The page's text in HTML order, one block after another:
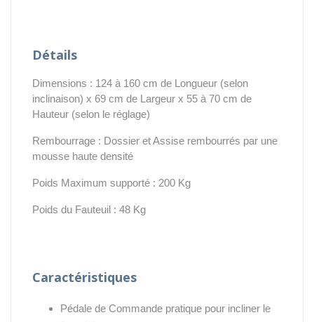
Détails
Dimensions : 124 à 160 cm de Longueur (selon
inclinaison) x 69 cm de Largeur x 55 à 70 cm de
Hauteur (selon le réglage)
Rembourrage : Dossier et Assise rembourrés par une
mousse haute densité
Poids Maximum supporté : 200 Kg
Poids du Fauteuil : 48 Kg
Caractéristiques
Pédale de Commande pratique pour incliner le